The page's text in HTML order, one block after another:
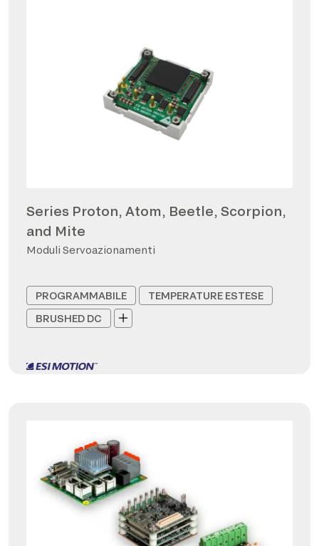
Series Proton, Atom, Beetle, Scorpion,
and Mite
Moduli Servoazionamenti
PROGRAMMABILE
TEMPERATURE ESTESE
BRUSHED DC